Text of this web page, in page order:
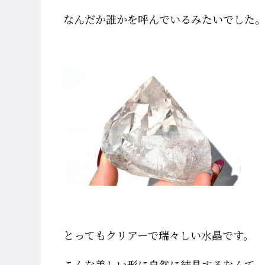
なんだか誰かを呼んでいるみたいでした。
とってもクリアーで瑞々しい水晶です。